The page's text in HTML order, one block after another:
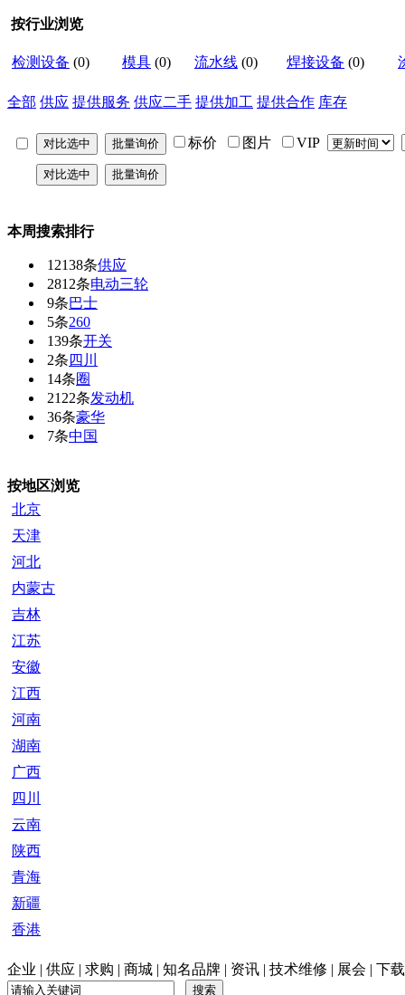
按行业浏览
检测设备 (0) 模具 (0) 流水线 (0) 焊接设备 (0)
全部 供应 提供服务 供应二手 提供加工 提供合作 库存
标价 图片 VIP
本周搜索排行
12138条供应
2812条电动三轮
9条巴士
5条260
139条开关
2条 四川
14条圈
2122条发动机
36条豪华
7条中国
按地区浏览
北京
天津
河北
内蒙古
吉林
江苏
安徽
江西
河南
湖南
广西
四川
云南
陕西
青海
新疆
香港
企业 | 供应 | 求购 | 商城 | 知名品牌 | 资讯 | 技术维修 | 展会 | 下载